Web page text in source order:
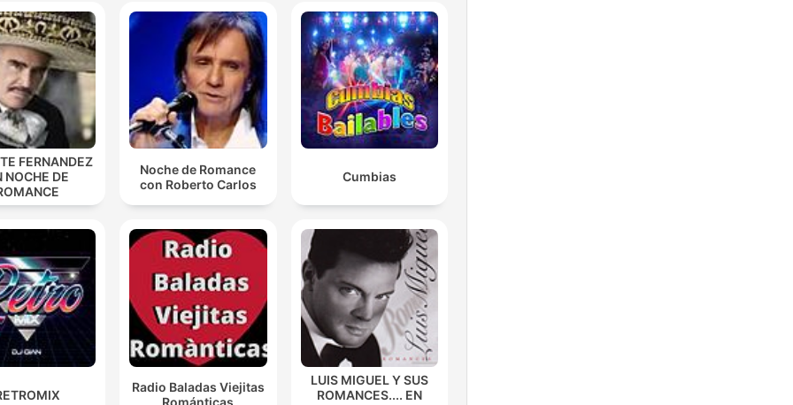
FERNANDEZ
NOCHE DE
Noche de Romance
con Roberto Carlos
Cumbias
Radio Baladas Viejitas
Románticas
LUIS MIGUEL Y SUS
ROMANCES.... EN